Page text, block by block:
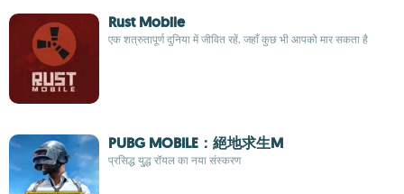
Rust Mobile
एक शत्रुतापूर्ण दुनिया में जीवित रहें, जहाँ कुछ भी आपको मार सकता है
PUBG MOBILE：絕地求生M
प्रसिद्ध यु्द्ध रॉयल का नया संस्करण